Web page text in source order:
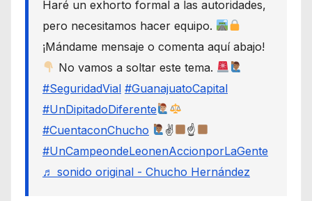
Haré un exhorto formal a las autoridades,
pero necesitamos hacer equipo.
¡Mándame mensaje o comenta aquí abajo!
No vamos a soltar este tema.
#SeguridadVial #GuanajuatoCapital
#UnDipitadoDiferente
#CuentaconChucho
✌
☝
#UnCampeondeLeonenAccionporLaGente
♬ sonido original - Chucho Hernández